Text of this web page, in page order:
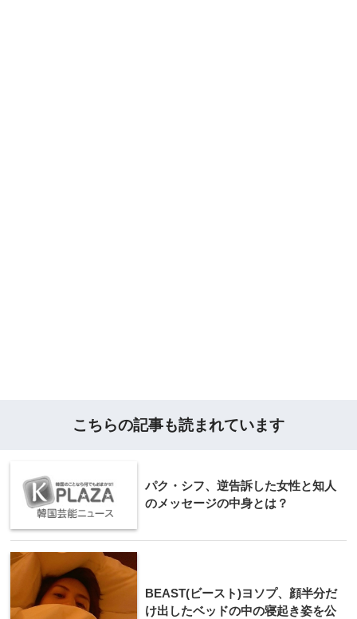
こちらの記事も読まれています
パク・シフ、逆告訴した女性と知人
のメッセージの中身とは？
BEAST(ビースト)ヨソプ、顔半分だ
け出したベッドの中の寝起き姿を公